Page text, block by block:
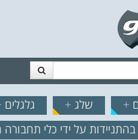
// + שלג + גלגלים
על ידי כלי